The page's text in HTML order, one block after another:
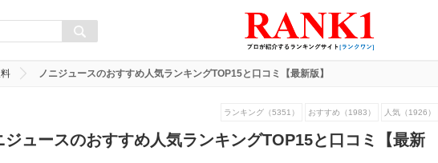
ノニジュースのおすすめ人気ランキングTOP15と口コミ【最新版】
ランキング（5351） おすすめ（1983） 人気（1926）
ジュースのおすすめ人気ランキングTOP15と口コミ【最新